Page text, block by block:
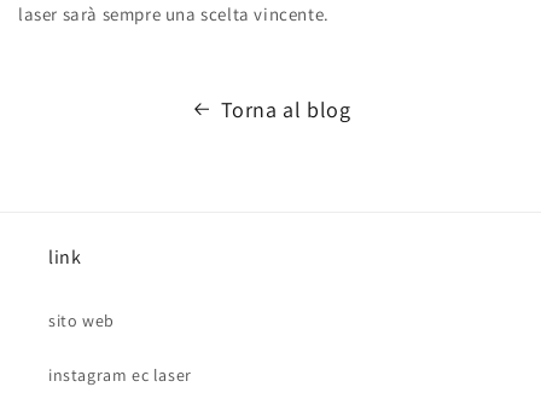
laser sarà sempre una scelta vincente.
Torna al blog
link
sito web
instagram ec laser